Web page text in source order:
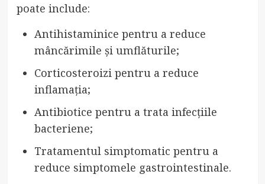
poate include:
Antihistaminice pentru a reduce
mâncărimile și umflăturile;
Corticosteroizi pentru a reduce
inflamația;
Antibiotice pentru a trata infecțiile
bacteriene;
Tratamentul simptomatic pentru a
reduce simptomele gastrointestinale.